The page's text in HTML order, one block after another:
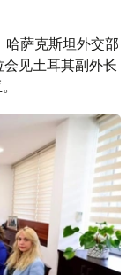
哈萨克斯坦外交部
见土耳其副外长